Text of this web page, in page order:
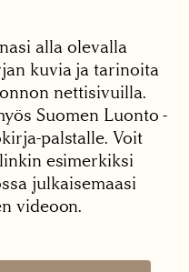
alla olevalla
kuvia ja tarinoita
nettisivuilla.
Suomen Luonto -
palstalle. Voit
esimerkiksi
julkaisemaasi
videoon.